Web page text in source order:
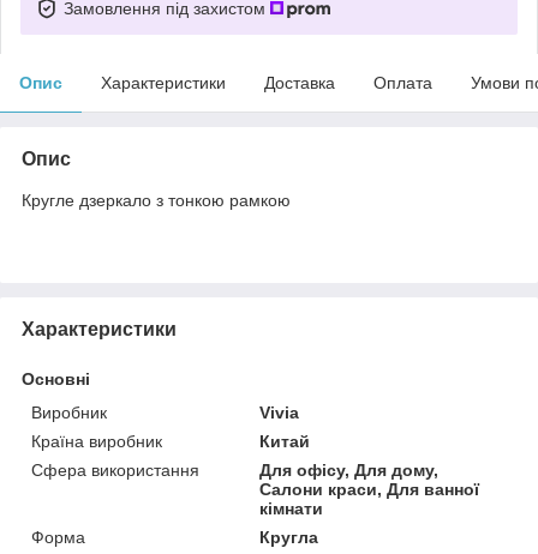
Замовлення під захистом
Опис Характеристики Доставка Оплата Умови
Опис
Кругле дзеркало з тонкою рамкою
Характеристики
Основні
Виробник
Vivia
Країна виробник
Китай
Сфера використання
Для офісу, Для дому,
Салони краси, Для ванної
кімнати
Форма
Кругла